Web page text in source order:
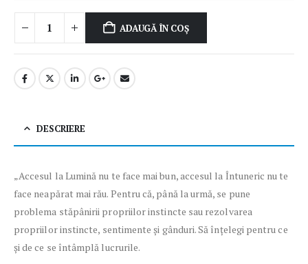
ADAUGĂ ÎN COȘ
DESCRIERE
„Accesul la Lumină nu te face mai bun, accesul la Întuneric nu te
face neapărat mai rău. Pentru că, până la urmă, se pune
problema stăpânirii propriilor instincte sau rezolvarea
propriilor instincte, sentimente și gânduri. Să înțelegi pentru ce
și de ce se întâmplă lucrurile.